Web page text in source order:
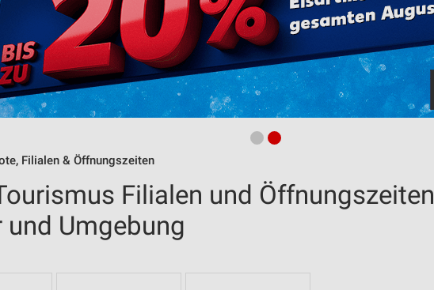
Filialen & Öffnungszeiten
Filialen und Öffnungszeiten
und Umgebung